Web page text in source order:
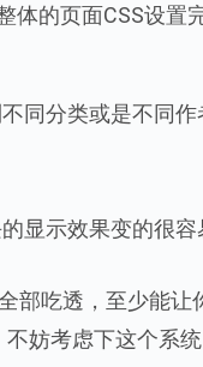
体的页面CSS设置
同分类或是不同作
显示效果变的很容
部吃透，至少能让
妨考虑下这个系